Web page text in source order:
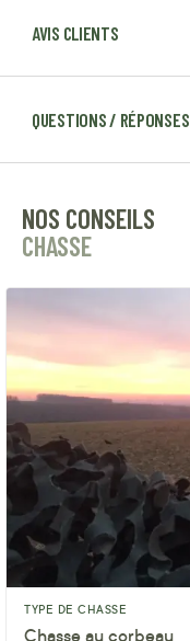
AVIS CLIENTS
QUESTIONS / RÉPONSES
NOS CONSEILS
CHASSE
TYPE DE CHASSE
Chasse au corbeau